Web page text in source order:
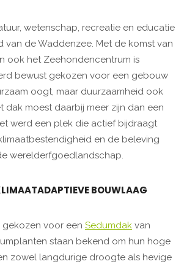
wetenschap, recreatie en educatie
van de Waddenzee. Met de komst van
ook het Zeehondencentrum is
bewust gekozen voor een gebouw
oogt, maar duurzaamheid ook
dak moest daarbij meer zijn dan een
werd een plek die actief bijdraagt
en de beleving
werelderfgoedlandschap.
BOUWLAAG
voor een Sedumdak van
staan bekend om hun hoge
zowel langdurige droogte als hevige